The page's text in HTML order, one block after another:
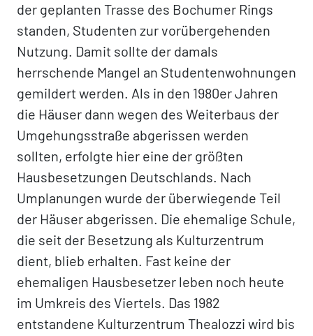
der geplanten Trasse des Bochumer Rings
standen, Studenten zur vorübergehenden
Nutzung. Damit sollte der damals
herrschende Mangel an Studentenwohnungen
gemildert werden. Als in den 1980er Jahren
die Häuser dann wegen des Weiterbaus der
Umgehungsstraße abgerissen werden
sollten, erfolgte hier eine der größten
Hausbesetzungen Deutschlands. Nach
Umplanungen wurde der überwiegende Teil
der Häuser abgerissen. Die ehemalige Schule,
die seit der Besetzung als Kulturzentrum
dient, blieb erhalten. Fast keine der
ehemaligen Hausbesetzer leben noch heute
im Umkreis des Viertels. Das 1982
entstandene Kulturzentrum Thealozzi wird bis